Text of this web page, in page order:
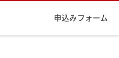
申込みフォーム